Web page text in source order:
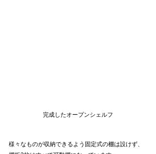
完成したオープンシェルフ
様々なものが収納できるよう固定式の棚は設けず、